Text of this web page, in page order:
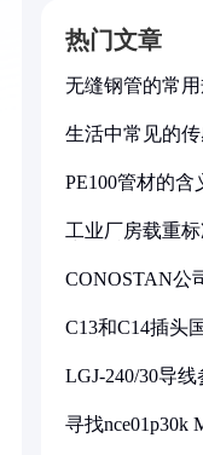
热门文章
无缝钢管的常
生活中常见的
PE100管材的含
工业厂房载重
CONOSTAN公
C13和C14插头
LGJ-240/30导
寻找nce01p30k